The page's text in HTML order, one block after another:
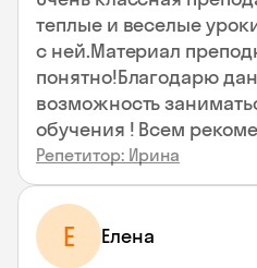
теплые и веселые
с ней.Материал
понятно!Благодарю
возможность
обучения ! Всем
Репетитор: Ирина
Е Елена